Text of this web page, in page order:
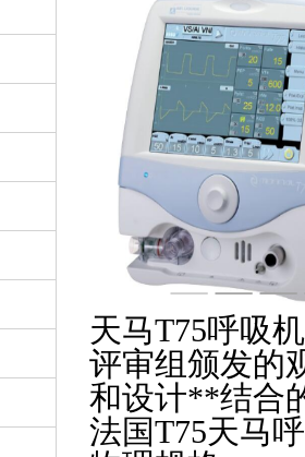
天马T75呼吸
评审组颁发的
和设计**结合
法国T75天马